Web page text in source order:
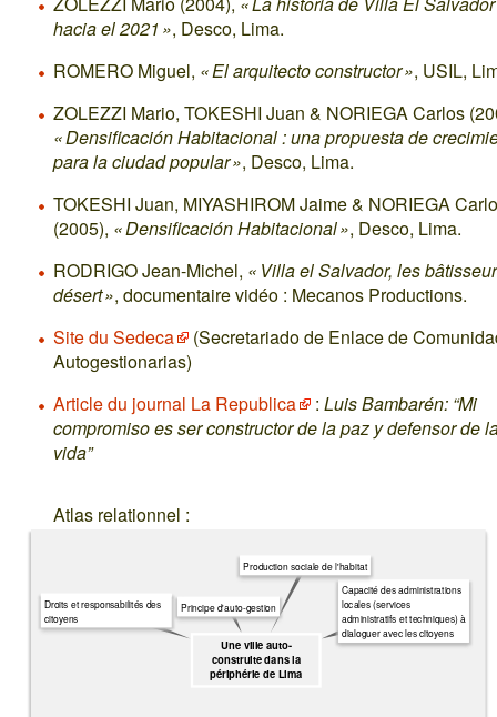
hacia el 2021 », Desco, Lima.
ROMERO Miguel, « El arquitecto constructor », USIL,
ZOLEZZI Mario, TOKESHI Juan & NORIEGA Carlos
« Densificación Habitacional : una propuesta de
para la ciudad popular », Desco, Lima.
TOKESHI Juan, MIYASHIROM Jaime & NORIEGA
(2005), « Densificación Habitacional », Desco, Lima.
RODRIGO Jean-Michel, « Villa el Salvador, les
désert », documentaire vidéo : Mecanos Productions.
Site du Sedeca
(Secretariado de Enlace de
Autogestionarias)
Article du journal La Republica
: Luis Bambarén: “Mi
compromiso es ser constructor de la paz y defensor de
vida”
Atlas relationnel :
Une ville auto-
construite dans la
périphérie de Lima
Capacité des administrations
locales (services
administratifs et techniques) à
dialoguer avec les citoyens
Production sociale de l'habitat
Principe d'auto-gestion
Droits et responsabilités des
citoyens